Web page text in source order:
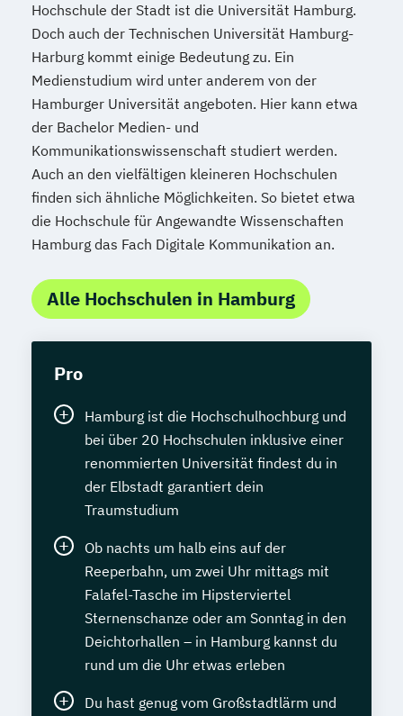
Hochschule der Stadt ist die Universität Hamburg.
Doch auch der Technischen Universität Hamburg-
Harburg kommt einige Bedeutung zu. Ein
Medienstudium wird unter anderem von der
Hamburger Universität angeboten. Hier kann etwa
der Bachelor Medien- und
Kommunikationswissenschaft studiert werden.
Auch an den vielfältigen kleineren Hochschulen
finden sich ähnliche Möglichkeiten. So bietet etwa
die Hochschule für Angewandte Wissenschaften
Hamburg das Fach Digitale Kommunikation an.
Alle Hochschulen in Hamburg
Pro
Hamburg ist die Hochschulhochburg und
bei über 20 Hochschulen inklusive einer
renommierten Universität findest du in
der Elbstadt garantiert dein
Traumstudium
Ob nachts um halb eins auf der
Reeperbahn, um zwei Uhr mittags mit
Falafel-Tasche im Hipsterviertel
Sternenschanze oder am Sonntag in den
Deichtorhallen – in Hamburg kannst du
rund um die Uhr etwas erleben
Du hast genug vom Großstadtlärm und